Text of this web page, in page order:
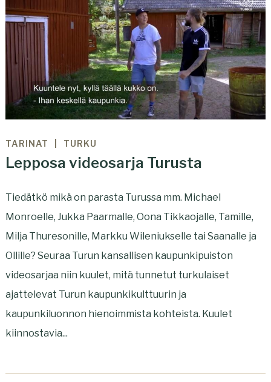
TARINAT TURKU
Lepposa videosarja Turusta
Tiedätkö mikä on parasta Turussa mm. Michael
Monroelle, Jukka Paarmalle, Oona Tikkaojalle, Tamille,
Milja Thuresonille, Markku Wileniukselle tai Saanalle ja
Ollille? Seuraa Turun kansallisen kaupunkipuiston
videosarjaa niin kuulet, mitä tunnetut turkulaiset
ajattelevat Turun kaupunkikulttuurin ja
kaupunkiluonnon hienoimmista kohteista. Kuulet
kiinnostavia...